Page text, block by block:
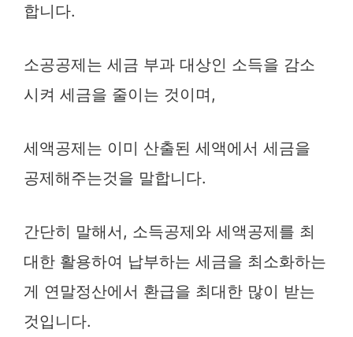
합니다.
소공공제는 세금 부과 대상인 소득을 감소
시켜 세금을 줄이는 것이며,
세액공제는 이미 산출된 세액에서 세금을
공제해주는것을 말합니다.
간단히 말해서, 소득공제와 세액공제를 최
대한 활용하여 납부하는 세금을 최소화하는
게 연말정산에서 환급을 최대한 많이 받는
것입니다.